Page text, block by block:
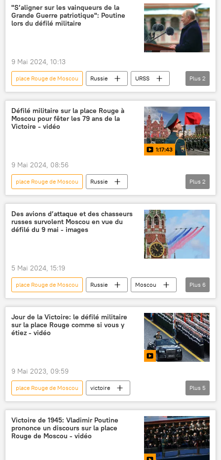
Jour de la Victoire
"S’aligner sur les vainqueurs de la
Grande Guerre patriotique": Poutine
lors du défilé militaire
9 Mai 2024, 10:13
place Rouge de Moscou Russie
URSS
Armée rouge (URSS)
Vladimir Poutine
Plus 2
Défilé militaire sur la place Rouge à
Moscou pour fêter les 79 ans de la
Victoire - vidéo
1:17:43
9 Mai 2024, 08:56
place Rouge de Moscou
Russie
défilé militaire
Moscou
Plus 2
Des avions d’attaque et des chasseurs
russes survolent Moscou en vue du
défilé du 9 mai - images
5 Mai 2024, 15:19
place Rouge de Moscou Russie
Moscou
Seconde Guerre mondiale
Grande guerre patriotique (1941-1945)
chasseur
Su-30SM
MiG-29
Plus 6
Jour de la Victoire: le défilé militaire
sur la place Rouge comme si vous y
étiez - vidéo
9 Mai 2023, 09:59
place Rouge de Moscou
victoire
Jour de la Victoire
Russie
International
défilé militaire défilé
Plus 5
Victoire de 1945: Vladimir Poutine
prononce un discours sur la place
Rouge de Moscou - vidéo